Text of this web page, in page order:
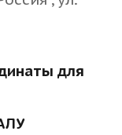
для